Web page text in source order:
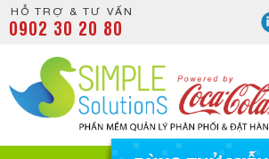
HỖ TRỢ & TƯ VẤN
0902 30 20 80